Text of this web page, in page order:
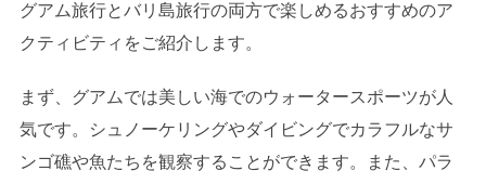
グアム旅行とバリ島旅行の両方で楽しめるおすすめのア
クティビティをご紹介します。
まず、グアムでは美しい海でのウォータースポーツが人
気です。シュノーケリングやダイビングでカラフルなサ
ンゴ礁や魚たちを観察することができます。また、パラ